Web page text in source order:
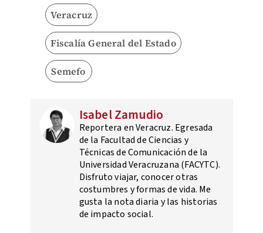
Veracruz
Fiscalía General del Estado
Semefo
Isabel Zamudio
Reportera en Veracruz. Egresada
de la Facultad de Ciencias y
Técnicas de Comunicación de la
Universidad Veracruzana (FACYTC).
Disfruto viajar, conocer otras
costumbres y formas de vida. Me
gusta la nota diaria y las historias
de impacto social.